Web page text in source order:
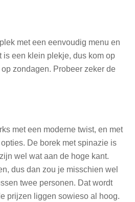
met een eenvoudig menu en
is een klein plekje, dus kom op
zondagen. Probeer zeker de
met een moderne twist, en met
De borek met spinazie is
wel wat aan de hoge kant.
dus dan zou je misschien wel
twee personen. Dat wordt
prijzen liggen sowieso al hoog.